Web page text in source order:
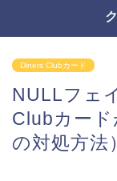
Diners Clubカード
NULLフェ
Clubカー
の対処方法）